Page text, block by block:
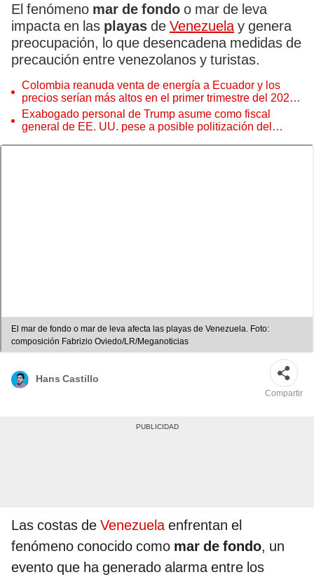
El fenómeno mar de fondo o mar de leva
impacta en las playas de Venezuelay genera
preocupación, lo que desencadena medidas de
precaución entre venezolanos y turistas.
Colombia reanuda venta de energía a Ecuador y los
precios serían más altos en el primer trimestre del 2027,
según Cenace
Exabogado personal de Trump asume como fiscal
general de EE. UU. pese a posible politización del
El mar de fondo o mar de leva afecta las playas de Venezuela. Foto:
composición Fabrizio Oviedo/LR/Meganoticias
Hans Castillo
Compartir
Las costas de Venezuelaenfrentan el
fenómeno conocido como mar de fondo, un
evento que ha generado alarma entre los